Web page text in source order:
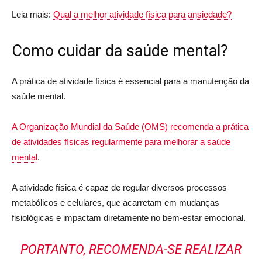
Leia mais: Qual a melhor atividade física para ansiedade?
Como cuidar da saúde mental?
A prática de atividade física é essencial para a manutenção da
saúde mental.
A Organização Mundial da Saúde (OMS) recomenda a prática
de atividades físicas regularmente para melhorar a saúde
mental.
A atividade física é capaz de regular diversos processos
metabólicos e celulares, que acarretam em mudanças
fisiológicas e impactam diretamente no bem-estar emocional.
PORTANTO, RECOMENDA-SE REALIZAR